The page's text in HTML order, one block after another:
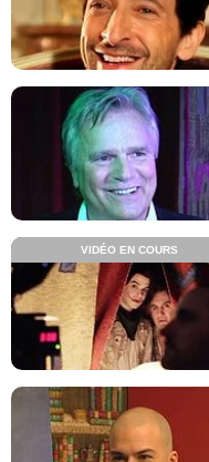
VIDÉO EN COURS